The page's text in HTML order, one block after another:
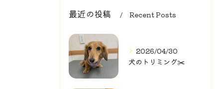
最近の投稿 Recent Posts
2026/04/30
犬のトリミング✂️